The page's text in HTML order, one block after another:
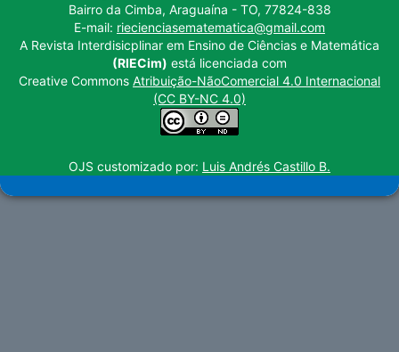
Bairro da Cimba, Araguaína - TO, 77824-838
E-mail: riecienciasematematica@gmail.com
A Revista Interdisicplinar em Ensino de Ciências e Matemática
(RIECim) está licenciada com
Creative Commons Atribuição-NãoComercial 4.0 Internacional
(CC BY-NC 4.0)
OJS customizado por: Luis Andrés Castillo B.